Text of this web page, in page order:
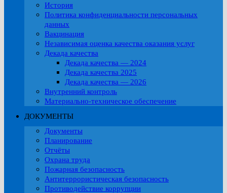
История
Политика конфиденциальности персональных
данных
Вакцинация
Независимая оценка качества оказания услуг
Декада качества
Декада качества — 2024
Декада качества 2025
Декада качества — 2026
Внутренний контроль
Материально-техническое обеспечение
ДОКУМЕНТЫ
Документы
Планирование
Отчёты
Охрана труда
Пожарная безопасность
Антитеррористическая безопасность
Противодействие коррупции